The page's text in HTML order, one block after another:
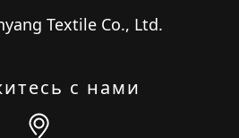
Textile Co., Ltd.
с нами